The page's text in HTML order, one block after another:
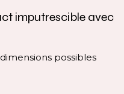
monobloc —
intégrée monobloc est
plan, sans rupture